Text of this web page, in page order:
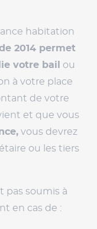
habitation
2014 permet
votre bail
ou
à votre place
de votre
et que vous
vous devrez
ou les tiers
pas soumis à
en cas de :